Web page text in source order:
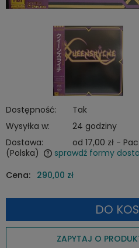
Dostępność:
Tak
Wysyłka w:
24 godziny
Dostawa:
od 17,00 zł -
(Polska)
sprawdź formy
Cena: 290,00 zł
DO
ZAPYTAJ O